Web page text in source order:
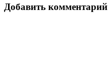
Добавить комментарий